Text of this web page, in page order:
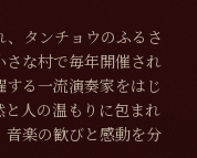
タンチョウのふるさ
さな村で毎年開催され
る一流演奏家をはじ
人の温もりに包まれ
楽の歓びと感動を分